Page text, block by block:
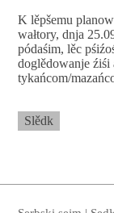
K lěpšemu
wałtory, dnja
pódaśim, lěc
doglědowanje źiśi
tykańcom/
Slědk